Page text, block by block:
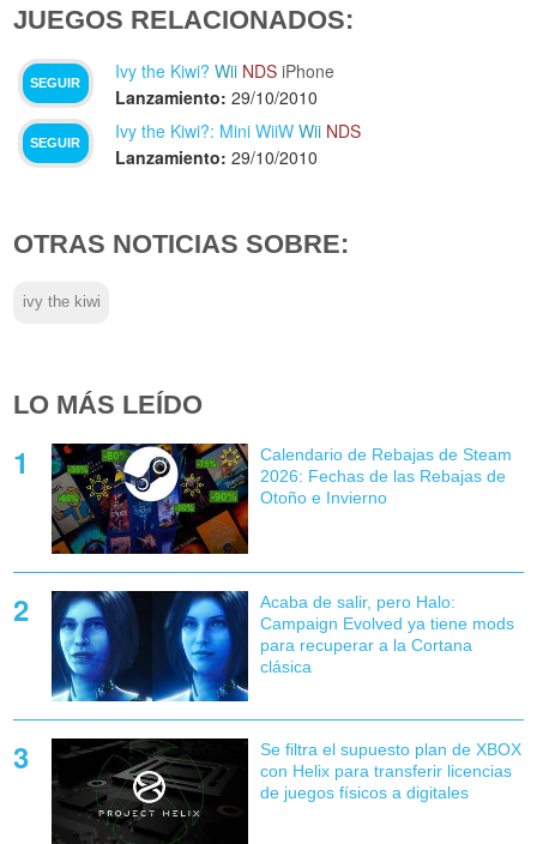
JUEGOS RELACIONADOS:
SEGUIR
Ivy the Kiwi? Wii NDS iPhone
Lanzamiento: 29/10/2010
SEGUIR
Ivy the Kiwi?: Mini WiiW Wii NDS
Lanzamiento: 29/10/2010
OTRAS NOTICIAS SOBRE:
ivy the kiwi
LO MÁS LEÍDO
Calendario de Rebajas de Steam
2026: Fechas de las Rebajas de
Otoño e Invierno
Acaba de salir, pero Halo:
Campaign Evolved ya tiene mods
para recuperar a la Cortana
clásica
Se filtra el supuesto plan de XBOX
con Helix para transferir licencias
de juegos físicos a digitales